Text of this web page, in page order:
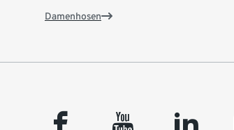
Damenhosen